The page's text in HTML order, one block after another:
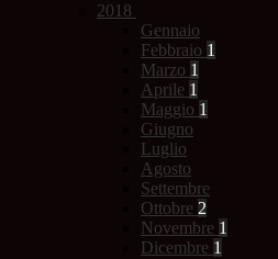
2018
Gennaio
Febbraio 1
Marzo 1
Aprile 1
Maggio 1
Giugno
Luglio
Agosto
Settembre
Ottobre 2
Novembre 1
Dicembre 1